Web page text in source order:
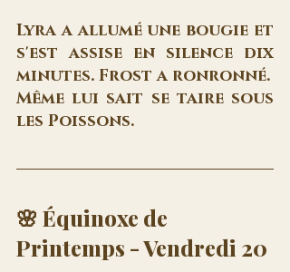
Lyra a allumé une bougie et
s'est assise en silence dix
Même lui sait se taire sous
les Poissons.
🌸 Équinoxe de
Printemps - Vendredi 20